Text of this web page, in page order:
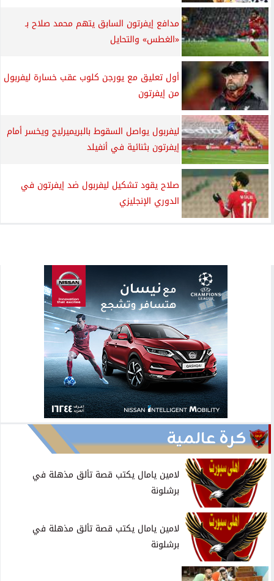
مدافع إيفرتون السابق يتهم محمد صلاح بـ
«الغطس» والتحايل
أول تعليق مع يورجن كلوب عقب خسارة ليفربول
من إيفرتون
ليفربول يواصل السقوط بالبريميرليج ويخسر أمام
إيفرتون بثنائية في أنفيلد
صلاح يقود تشكيل ليفربول ضد إيفرتون في
الدوري الإنجليزي
كرة عالمية
لامين يامال يكتب قصة تألق مذهلة في
برشلونة
لامين يامال يكتب قصة تألق مذهلة في
برشلونة